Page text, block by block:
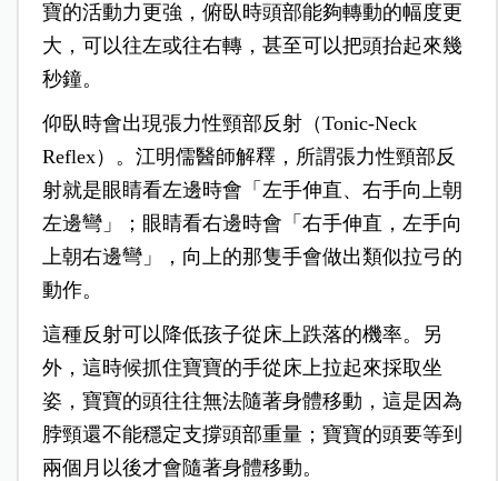
寶的活動力更強，俯臥時頭部能夠轉動的幅度更
大，可以往左或往右轉，甚至可以把頭抬起來幾
秒鐘。
仰臥時會出現張力性頸部反射（Tonic-Neck
Reflex）。江明儒醫師解釋，所謂張力性頸部反
射就是眼睛看左邊時會「左手伸直、右手向上朝
左邊彎」；眼睛看右邊時會「右手伸直，左手向
上朝右邊彎」，向上的那隻手會做出類似拉弓的
動作。
這種反射可以降低孩子從床上跌落的機率。另
外，這時候抓住寶寶的手從床上拉起來採取坐
姿，寶寶的頭往往無法隨著身體移動，這是因為
脖頸還不能穩定支撐頭部重量；寶寶的頭要等到
兩個月以後才會隨著身體移動。